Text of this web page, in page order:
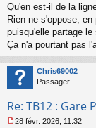
s
g
e
n
o
n
l
Qu'en est-il de la
Rien ne s'oppose,
puisqu'elle partage
Ça n'a pourtant pas
Chris69002
Passager
Re: TB12 : Gare
28 févr. 2026, 11:32